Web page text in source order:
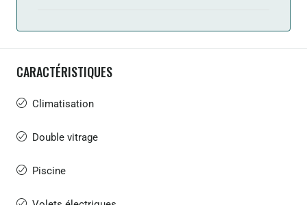
CARACTÉRISTIQUES
Climatisation
Double vitrage
Piscine